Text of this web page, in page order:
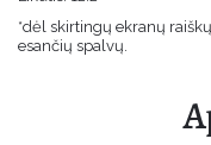
Jūsų
Žaislų
Neoprenas
Impregnuoti
TECHNINIAI
*dėl skirtingų ekranų
esančių spalvų.